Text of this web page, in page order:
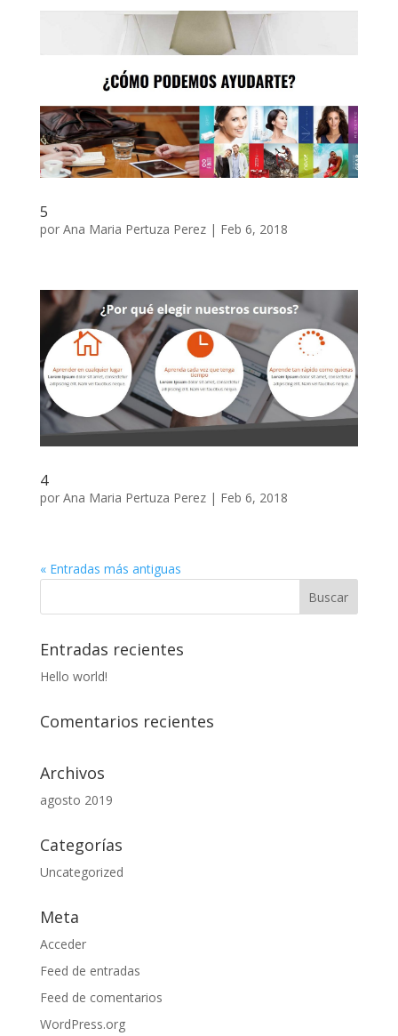
5
por Ana Maria Pertuza Perez| Feb 6, 2018
4
por Ana Maria Pertuza Perez| Feb 6, 2018
« Entradas más antiguas
Entradas recientes
Hello world!
Comentarios recientes
Archivos
agosto 2019
Categorías
Uncategorized
Meta
Acceder
Feed de entradas
Feed de comentarios
WordPress.org